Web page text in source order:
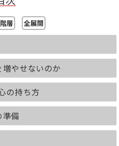
は危ない・怖いというイメージを持
いますが、それは違います。
方法があるのです。
き不透明な時代にあって、長い時間
てじっくりお金を育てる方法を
額別」にお伝えします。
金が1000万円になったら資産運用
なさい」新装改訂増補版）
層 全展開
増やせないのか
の持ち方
準備